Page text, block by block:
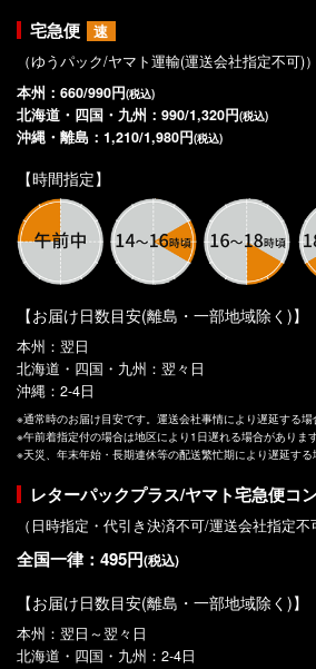
宅急便
速
（ゆうパック/ヤマト運輸(運送会社指定不可)）
本州：660/990円(税込)
北海道・四国・九州：990/1,320円(税込)
沖縄・離島：1,210/1,980円(税込)
【時間指定】
【お届け日数目安(離島・一部地域除く)】
本州：翌日
北海道・四国・九州：翌々日
沖縄：2-4日
※通常時のお届け目安です。運送会社事情により遅延する場
※午前着指定付の場合は地区により1日遅れる場合があります
※天災、年末年始・長期連休等の配送繁忙期により遅延する
レターパックプラス/ヤマト宅急便コ
（日時指定・代引き決済不可/運送会社指定不
全国一律：495円(税込)
【お届け日数目安(離島・一部地域除く)】
本州：翌日～翌々日
北海道・四国・九州：2-4日